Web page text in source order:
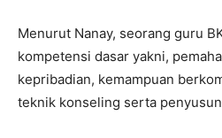
Menurut Nanay, seorang guru
kompetensi dasar yakni,
kepribadian, kemampuan
teknik konseling serta